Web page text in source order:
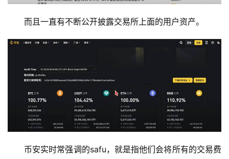
而且一直有不断公开披露交易所上面的用户资产。
币安实时常强调的safu，就是指他们会将所有的交易费